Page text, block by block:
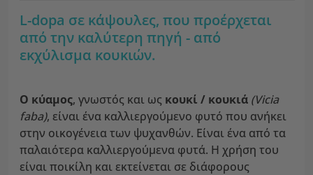
L-dopa σε κάψουλες, που προέρχεται
από την καλύτερη πηγή - από
εκχύλισμα κουκιών.
Ο κύαμος, γνωστός και ως κουκί / κουκιά (Vicia
faba), είναι ένα καλλιεργούμενο φυτό που ανήκει
στην οικογένεια των ψυχανθών. Είναι ένα από τα
παλαιότερα καλλιεργούμενα φυτά. Η χρήση του
είναι ποικίλη και εκτείνεται σε διάφορους